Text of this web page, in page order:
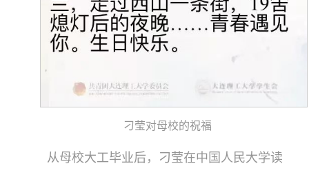
刁莹对母校的祝福
从母校大工毕业后，刁莹在中国人民大学读